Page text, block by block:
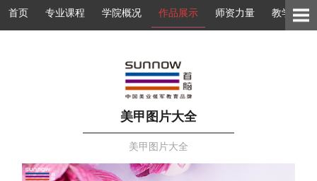
首页 专业课程 学院概况 作品展示 师资力量 教学环境
美甲图片大全
美甲图片大全